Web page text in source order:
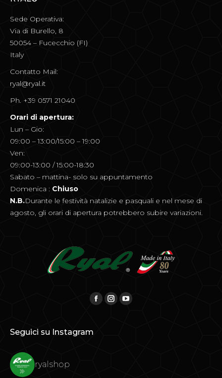
Sede Operativa:
Via di Burello, 8
50054 – Fucecchio (FI)
Italy
Contatto Mail:
ryal@ryal.it
Ph. +39 0571 21040
Orari di apertura:
Lun – Gio:
09:00 – 13:00/15:00 – 19:00
Ven:
09:00-13:00 / 15:00-18:30
Sabato – mattina- solo su appuntamento
Domenica : Chiuso
N.B.Durante le festività natalizie e pasquali e nel mese di
agosto, gli orari di apertura potrebbero subire variazioni.
Facebook
Instagram
YouTube
Seguici su Instagram
ryalshop